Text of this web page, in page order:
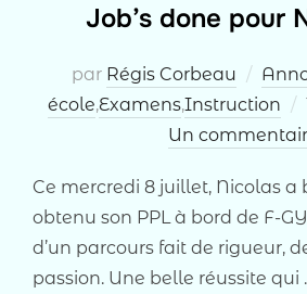
Job’s done pour
par Régis Corbeau
école,Examens,Instruction
Un
Ce mercredi 8 juillet, Nicolas
obtenu son PPL à bord de F-
d’un parcours fait de rigueur,
passion. Une belle réussite qui